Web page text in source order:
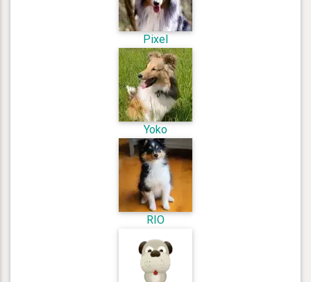
Pixel
Yoko
RIO